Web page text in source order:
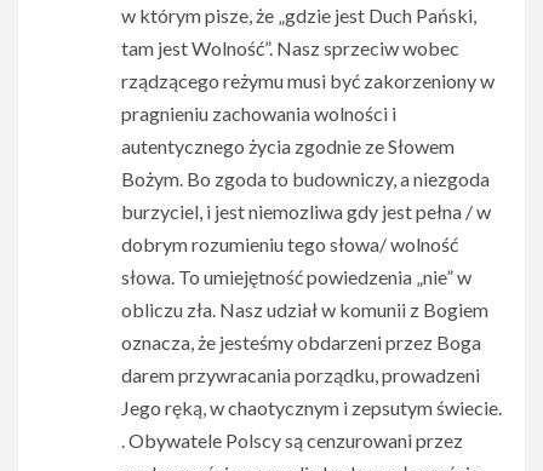
w którym pisze, że „gdzie jest Duch Pański,
tam jest Wolność”. Nasz sprzeciw wobec
rządzącego reżymu musi być zakorzeniony w
pragnieniu zachowania wolności i
autentycznego życia zgodnie ze Słowem
Bożym. Bo zgoda to budowniczy, a niezgoda
burzyciel, i jest niemozliwa gdy jest pełna / w
dobrym rozumieniu tego słowa/ wolność
słowa. To umiejętność powiedzenia „nie” w
obliczu zła. Nasz udział w komunii z Bogiem
oznacza, że ​​jesteśmy obdarzeni przez Boga
darem przywracania porządku, prowadzeni
Jego ręką, w chaotycznym i zepsutym świecie.
. Obywatele Polscy są cenzurowani przez